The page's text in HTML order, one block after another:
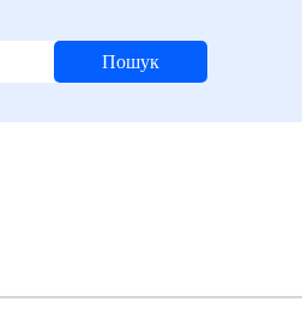
Пошук